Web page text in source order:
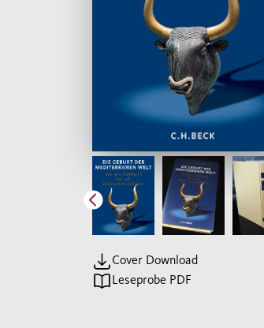
Cover Download
Leseprobe PDF